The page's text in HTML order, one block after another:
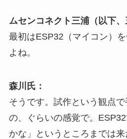
ムセンコネクト三浦（以下、
最初はESP32（マイコン）
よね。
森川氏：
そうです。試作という観点
の、ぐらいの感覚で。
かな」というところまでは